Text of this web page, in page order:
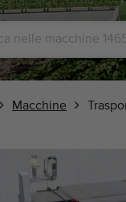
Macchine